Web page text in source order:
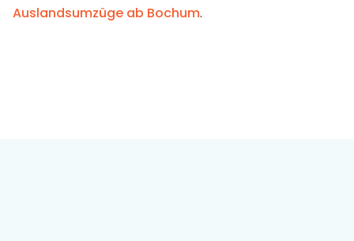
Auslandsumzüge ab Bochum.